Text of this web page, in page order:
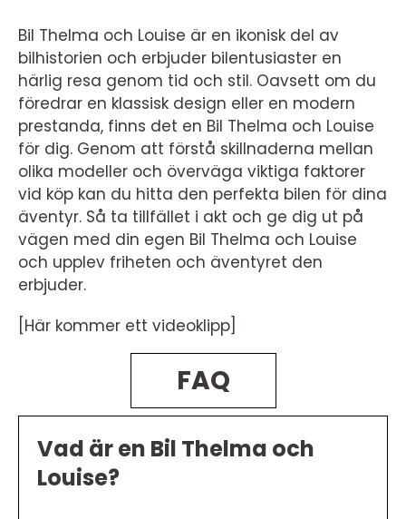
Bil Thelma och Louise är en ikonisk del av
bilhistorien och erbjuder bilentusiaster en
härlig resa genom tid och stil. Oavsett om du
föredrar en klassisk design eller en modern
prestanda, finns det en Bil Thelma och Louise
för dig. Genom att förstå skillnaderna mellan
olika modeller och överväga viktiga faktorer
vid köp kan du hitta den perfekta bilen för dina
äventyr. Så ta tillfället i akt och ge dig ut på
vägen med din egen Bil Thelma och Louise
och upplev friheten och äventyret den
erbjuder.
[Här kommer ett videoklipp]
FAQ
Vad är en Bil Thelma och
Louise?